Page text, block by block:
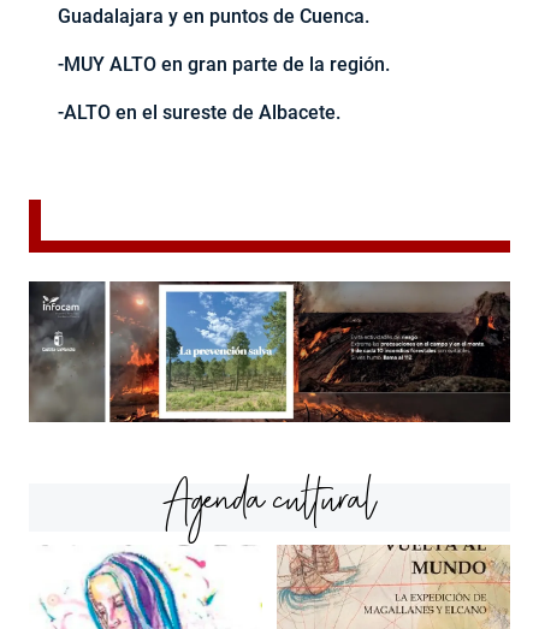
Guadalajara y en puntos de Cuenca.
-MUY ALTO en gran parte de la región.
-ALTO en el sureste de Albacete.
Agenda cultural